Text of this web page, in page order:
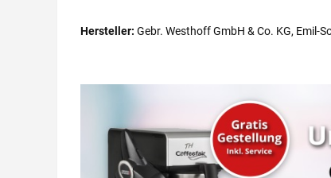
Hersteller: Gebr. Westhoff GmbH & Co. KG, Emil-